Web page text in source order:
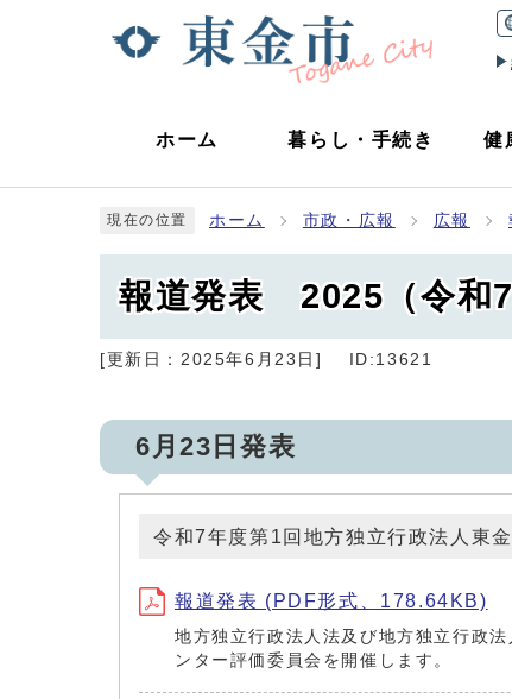
ホーム 暮らし ・ 手続き 健
現在の位置 ホーム 市政・広報 広報
報道発表 2025（令和
[更新日： 2025年6月23日 ] ID:13621
6月23日発表
令和7年度第1回地方独立行政法人東
報道発表 (PDF形式、178.64KB)
地方独立行政法人法及び地方独立行政
ンター評価委員会を開催します。